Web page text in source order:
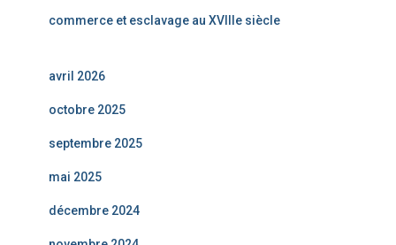
commerce et esclavage au XVIIIe siècle
avril 2026
octobre 2025
septembre 2025
mai 2025
décembre 2024